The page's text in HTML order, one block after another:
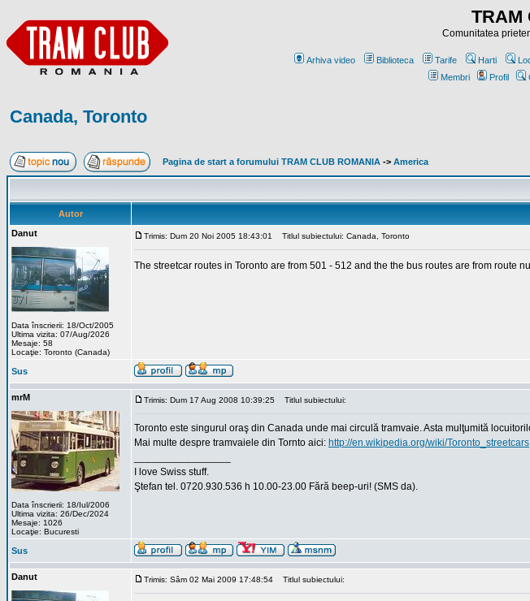
TRAM
Comunitatea
Arhiva video Biblioteca Tarife Harti
Membri
Profil
Canada, Toronto
Pagina de start a forumului TRAM CLUB ROMANIA -> America
Autor
Danut
Data înscrierii: 18/Oct/2005
Ultima vizita: 07/Aug/2026
Mesaje: 58
Locaţie: Toronto (Canada)
Trimis: Dum 20 Noi 2005 18:43:01 Titlul subiectului: Canada, Toronto
The streetcar routes in Toronto are from 501 - 512 and the the bus routes are from route
Sus
mrM
Data înscrierii: 18/Iul/2006
Ultima vizita: 26/Dec/2024
Mesaje: 1026
Locaţie: Bucuresti
Trimis: Dum 17 Aug 2008 10:39:25 Titlul subiectului:
Toronto este singurul oraş din Canada unde mai circulă tramvaie. Asta mulţumită
Mai multe despre tramvaiele din Tornto aici: http://en.wikipedia.org/wiki/Toronto_streetcars
I love Swiss stuff.
Ştefan tel. 0720.930.536 h 10.00-23.00 Fără beep-uri! (SMS da).
Sus
Danut Trimis: Sâm 02 Mai 2009 17:48:54 Titlul subiectului: